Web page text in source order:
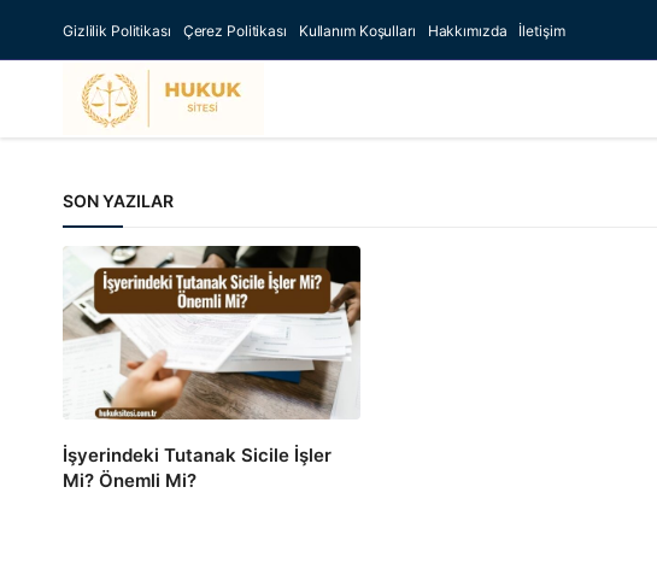
Gizlilik Politikası Çerez Politikası Kullanım Koşulları Hakkımızda İletişim
SON YAZILAR
İşyerindeki Tutanak Sicile İşler
Mi? Önemli Mi?